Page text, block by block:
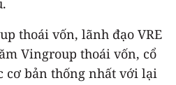
thoái vốn, lãnh đạo VRE
Vingroup thoái vốn, cổ
bản thống nhất với lại